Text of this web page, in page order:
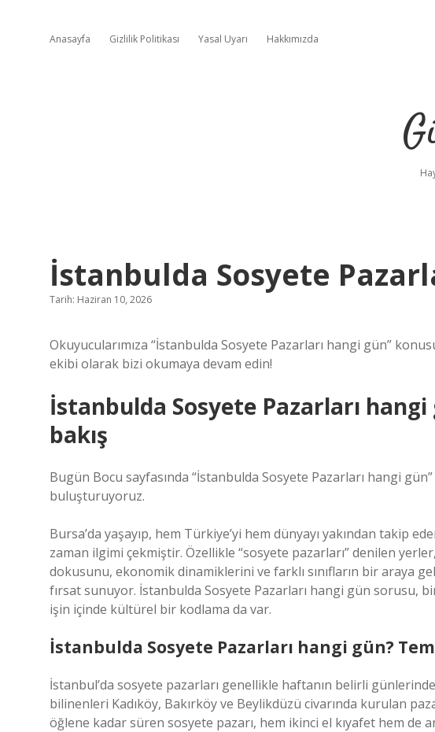
Anasayfa Gizlilik Politikası Yasal Uyarı Hakkımızda
İstanbulda Sosyete
Tarih: Haziran 10, 2026
Okuyucularımıza “İstanbulda Sosyete Pazarları hangi gün”
ekibi olarak bizi okumaya devam edin!
İstanbulda Sosyete Pazarları
bakış
Bugün Bocu sayfasında “İstanbulda Sosyete Pazarları hangi gün”
buluşturuyoruz.
Bursa’da yaşayıp, hem Türkiye’yi hem dünyayı yakından takip
zaman ilgimi çekmiştir. Özellikle “sosyete pazarları” denilen
dokusunu, ekonomik dinamiklerini ve farklı sınıfların bir araya
fırsat sunuyor. İstanbulda Sosyete Pazarları hangi gün sorusu,
işin içinde kültürel bir kodlama da var.
İstanbulda Sosyete Pazarları hangi gün?
İstanbul’da sosyete pazarları genellikle haftanın belirli
bilinenleri Kadıköy, Bakırköy ve Beylikdüzü civarında kurulan
öğlene kadar süren sosyete pazarı, hem ikinci el kıyafet hem de